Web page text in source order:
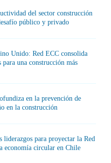
del sector construcción
público y privado
Unido: Red ECC consolida
para una construcción más
en la prevención de
en la construcción
liderazgos para proyectar la Red
economía circular en Chile